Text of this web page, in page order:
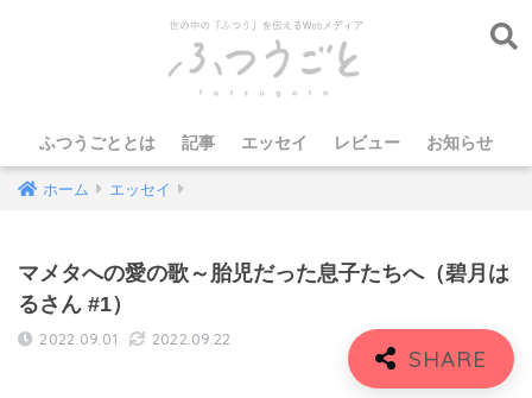
ふつうごととは 記事 エッセイ レビュー お知らせ
ホーム エッセイ
マメタへの愛の歌～胎児だった息子たちへ（碧月は
るさん #1）
2022.09.01 2022.09.22